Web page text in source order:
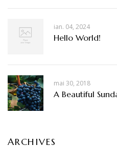
ian. 04, 2024
Hello World!
mai 30, 2018
A Beautiful
ARCHIVES